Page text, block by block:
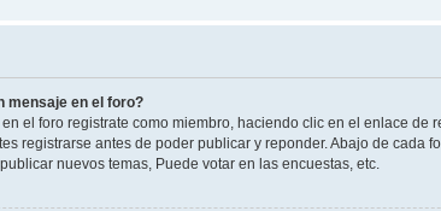
mensaje en el foro?
el foro registrate como miembro, haciendo clic en el enlace de
registrarse antes de poder publicar y reponder. Abajo de cada
nuevos temas, Puede votar en las encuestas, etc.